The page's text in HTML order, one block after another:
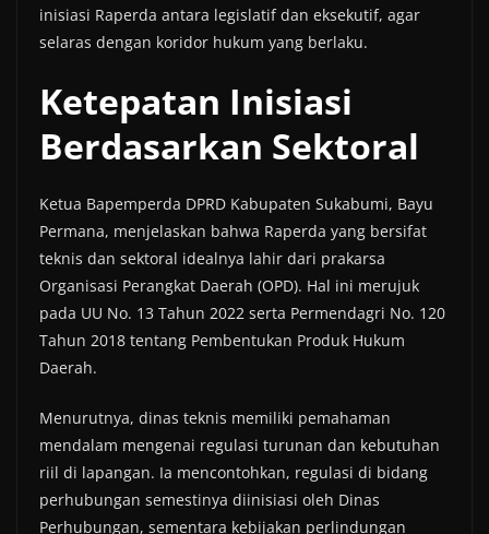
inisiasi Raperda antara legislatif dan eksekutif, agar
selaras dengan koridor hukum yang berlaku.
Ketepatan Inisiasi
Berdasarkan Sektoral
Ketua Bapemperda DPRD Kabupaten Sukabumi, Bayu
Permana, menjelaskan bahwa Raperda yang bersifat
teknis dan sektoral idealnya lahir dari prakarsa
Organisasi Perangkat Daerah (OPD). Hal ini merujuk
pada UU No. 13 Tahun 2022 serta Permendagri No. 120
Tahun 2018 tentang Pembentukan Produk Hukum
Daerah.
Menurutnya, dinas teknis memiliki pemahaman
mendalam mengenai regulasi turunan dan kebutuhan
riil di lapangan. Ia mencontohkan, regulasi di bidang
perhubungan semestinya diinisiasi oleh Dinas
Perhubungan, sementara kebijakan perlindungan